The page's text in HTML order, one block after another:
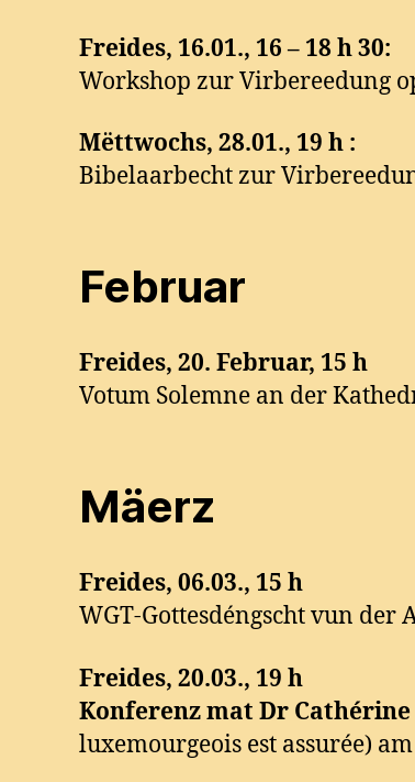
Freides, 16.01., 16 – 18 h 30:
Workshop zur Virbereedung
Mëttwochs, 28.01., 19 h :
Bibelaarbecht zur
Februar
Freides, 20. Februar, 15 h
Votum Solemne an der
Mäerz
Freides, 06.03., 15 h
WGT-Gottesdéngscht vun der
Freides, 20.03., 19 h
Konferenz mat Dr
luxemourgeois est assurée)